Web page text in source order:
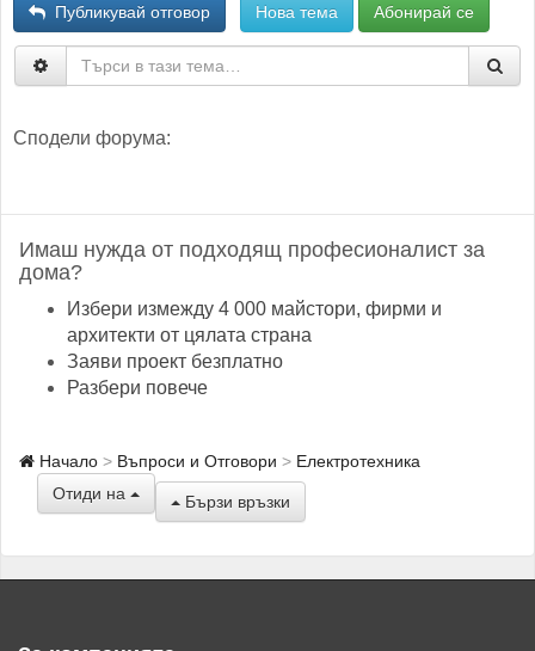
Публикувай отговор Нова тема Абонирай се
Сподели форума:
Имаш нужда от подходящ професионалист за
дома?
Избери измежду 4 000 майстори, фирми и
архитекти от цялата страна
Заяви проект безплатно
Разбери повече
Начало Въпроси и Отговори
Електротехника
Отиди на
Бързи връзки